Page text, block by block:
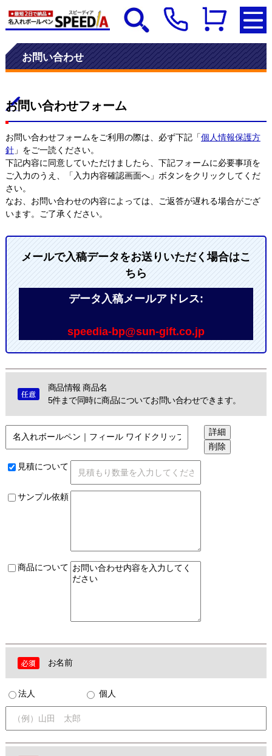
お問い合わせ
お問い合わせフォーム
お問い合わせフォームをご利用の際は、必ず下記「個人情報保護方
針」をご一読ください。
下記内容に同意していただけましたら、下記フォームに必要事項を
ご入力のうえ、「入力内容確認画面へ」ボタンをクリックしてくだ
さい。
なお、お問い合わせの内容によっては、ご返答が遅れる場合がござ
います。ご了承ください。
メールで入稿データをお送りいただく場合はこ
ちら
データ入稿メールアドレス:
speedia-bp@sun-gift.co.jp
商品情報 商品名
5件まで同時に商品についてお問い合わせできます。
見積について
サンプル依頼
商品について
お名前
法人 個人